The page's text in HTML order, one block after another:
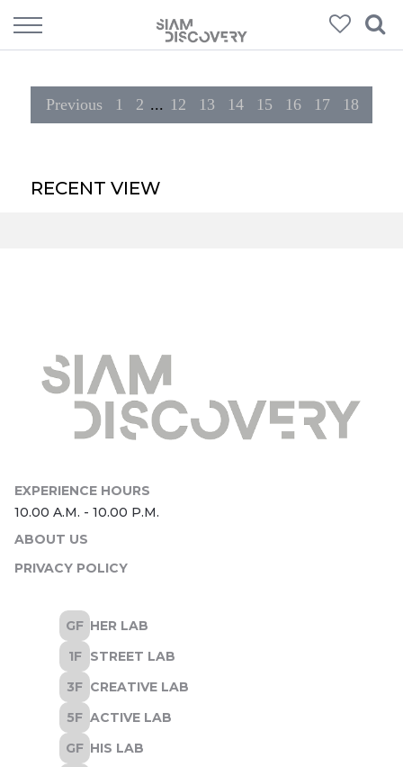
Previous 1 2 ... 12 13 14 15 16 17 18
RECENT VIEW
ABOUT US
PRIVACY POLICY